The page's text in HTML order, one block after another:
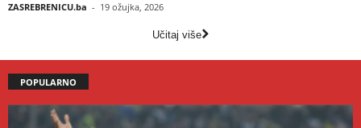
ZASREBRENICU.ba - 19 ožujka, 2026
Učitaj više
POPULARNO